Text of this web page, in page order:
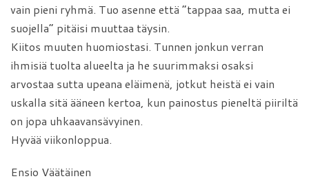
vain pieni ryhmä. Tuo asenne että ”tappaa saa, mutta ei
suojella” pitäisi muuttaa täysin.
Kiitos muuten huomiostasi. Tunnen jonkun verran
ihmisiä tuolta alueelta ja he suurimmaksi osaksi
arvostaa sutta upeana eläimenä, jotkut heistä ei vain
uskalla sitä ääneen kertoa, kun painostus pieneltä piiriltä
on jopa uhkaavansävyinen.
Hyvää viikonloppua.
Ensio Väätäinen